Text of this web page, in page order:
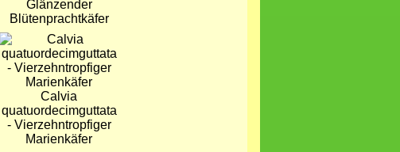
Glänzender
Blütenprachtkäfer
Bild
Calvia
quatuordecimguttata
- Vierzehntropfiger
Marienkäfer